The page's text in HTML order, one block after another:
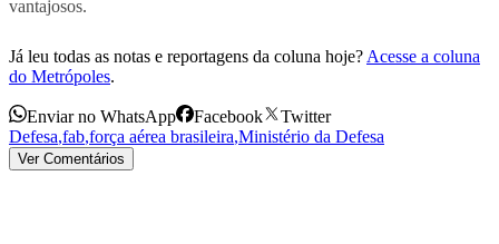
vantajosos.
Já leu todas as notas e reportagens da coluna hoje? Acesse a coluna
do Metrópoles.
Enviar no WhatsApp Facebook
Twitter
Defesa,fab,força aérea brasileira,Ministério da Defesa
Ver Comentários